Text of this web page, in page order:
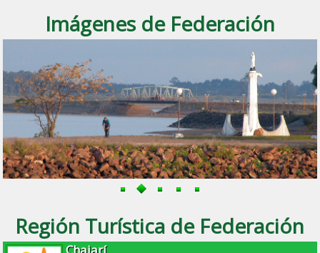
Imágenes de Federación
Región Turística de Federación